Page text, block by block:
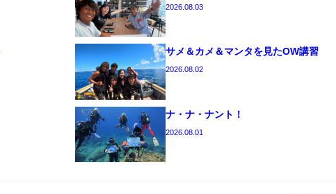
2026.08.03
サメ＆カメ＆マンタを見たOW講習
2026.08.02
ナ・ナ・ナント！
2026.08.01